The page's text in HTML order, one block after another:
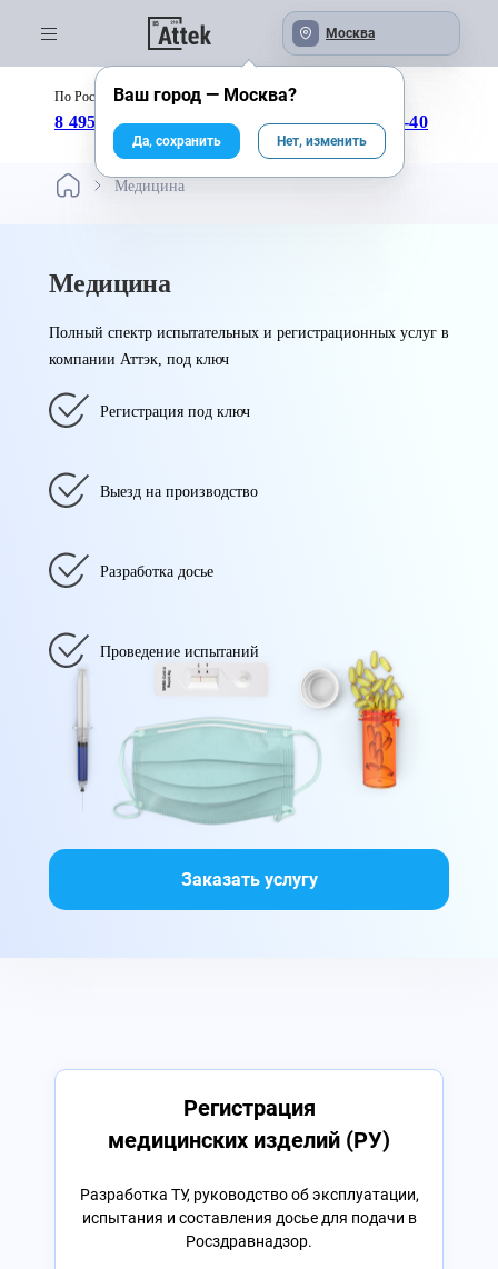
Москва
По России бесплатно:
8 495 246-04-43 8 800 333-25-40
Медицина
Медицина
Полный спектр испытательных и регистрационных услуг в
компании Аттэк, под ключ
Регистрация под ключ
Выезд на производство
Разработка досье
Проведение испытаний
Заказать услугу
Регистрация
медицинских изделий (РУ)
Разработка ТУ, руководство об эксплуатации,
испытания и составления досье для подачи в
Росздравнадзор.
Ваш город — Москва?
Да, сохранить Нет, изменить